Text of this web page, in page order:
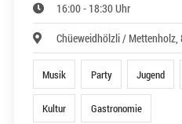
16:00 - 18:30 Uhr
Chüeweidhölzli /
Musik Party Jugend
Kultur Gastronomie